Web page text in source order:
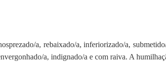
a, rebaixado/a, inferiorizado/a,
a, indignado/a e com raiva. A